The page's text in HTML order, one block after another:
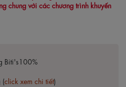
chung với các chương trình khuyến
Biti's100%
(click xem chi tiết)